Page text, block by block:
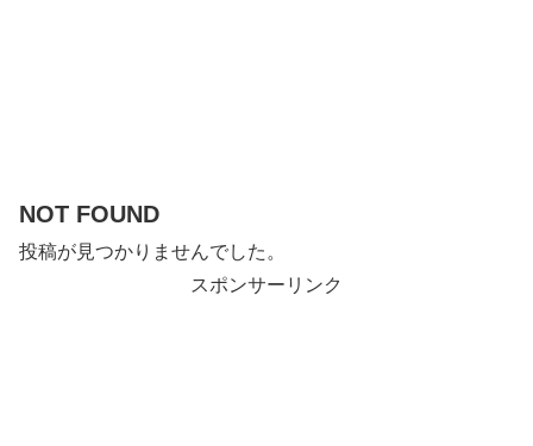
NOT FOUND
投稿が見つかりませんでした。
スポンサーリンク